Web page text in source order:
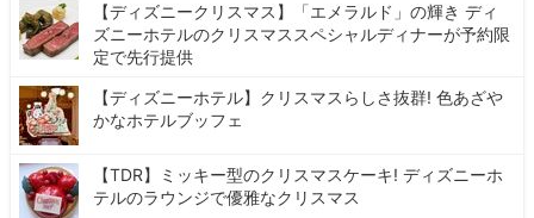
【ディズニークリスマス】「エメラルド」の輝き ディ
ズニーホテルのクリスマススペシャルディナーが予約限
定で先行提供
【ディズニーホテル】クリスマスらしさ抜群! 色あざや
かなホテルブッフェ
【TDR】ミッキー型のクリスマスケーキ! ディズニーホ
テルのラウンジで優雅なクリスマス